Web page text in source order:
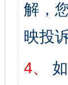
解，
映投
4、